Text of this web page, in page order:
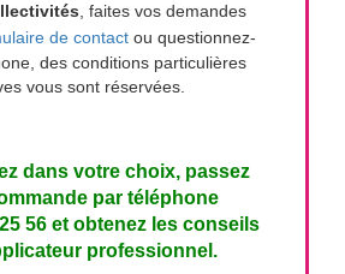
, faites vos demandes
de contact ou questionnez-
des conditions particulières
vous sont réservées.
dans votre choix, passez
par téléphone
56 et obtenez les conseils
professionnel.